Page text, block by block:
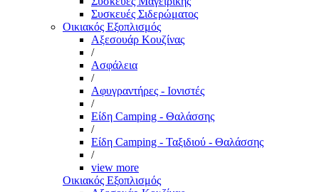
Συσκευές Σιδερώματος
Οικιακός Εξοπλισμός
Αξεσουάρ Κουζίνας
/
Ασφάλεια
/
Αφυγραντήρες - Ιονιστές
/
Είδη Camping - Θαλάσσης
/
Είδη Camping - Ταξιδιού - Θαλάσσης
/
view more
Οικιακός Εξοπλισμός